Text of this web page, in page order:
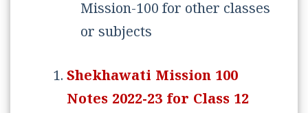
Mission-100 for other classes
or subjects
Shekhawati Mission 100
Notes 2022-23 for Class 12